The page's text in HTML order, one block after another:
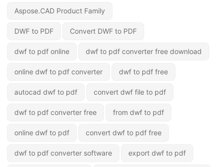
Aspose.CAD Product Family
DWF to PDF Convert DWF to PDF
dwf to pdf online dwf to pdf converter free download
online dwf to pdf converter dwf to pdf free
autocad dwf to pdf convert dwf file to pdf
dwf to pdf converter free from dwf to pdf
online dwf to pdf convert dwf to pdf free
dwf to pdf converter software export dwf to pdf